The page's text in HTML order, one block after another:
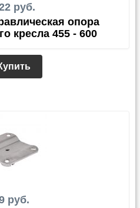
руб.
опора
кресла 455 - 600
руб.